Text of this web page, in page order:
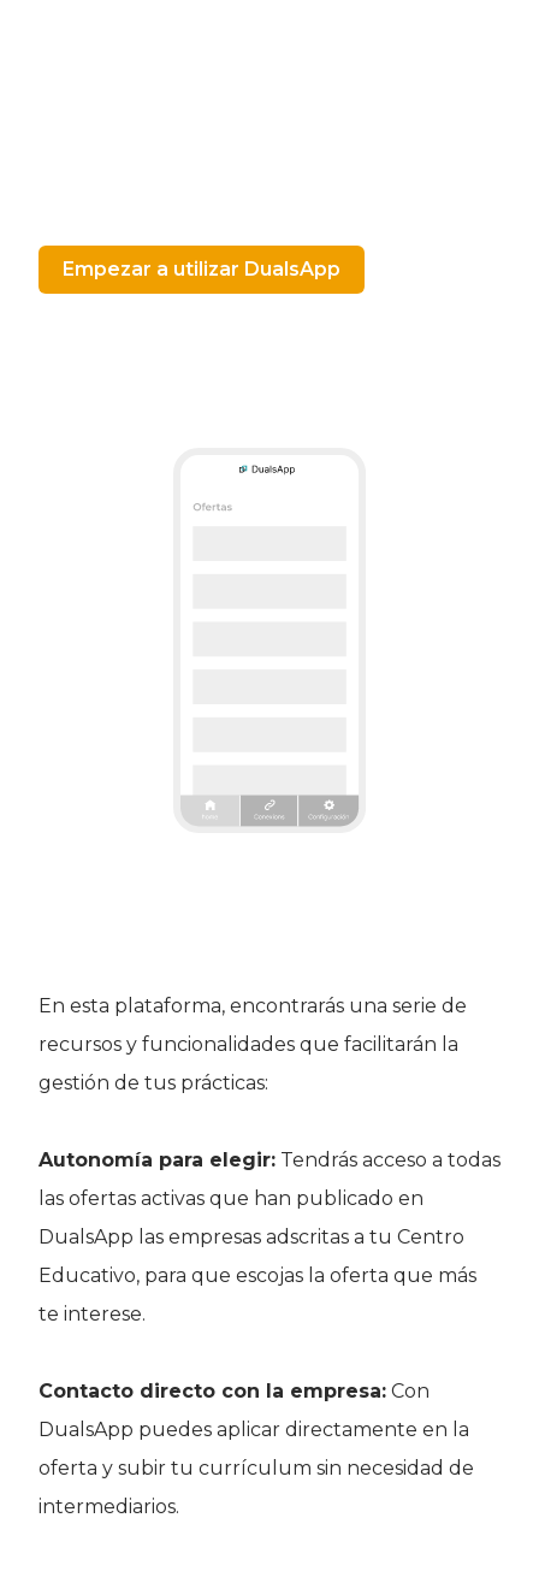
Empezar a utilizar DualsApp
En esta plataforma, encontrarás una serie de
recursos y funcionalidades que facilitarán la
gestión de tus prácticas:
Autonomía para elegir: Tendrás acceso a todas
las ofertas activas que han publicado en
DualsApp las empresas adscritas a tu Centro
Educativo, para que escojas la oferta que más
te interese.
Contacto directo con la empresa: Con
DualsApp puedes aplicar directamente en la
oferta y subir tu currículum sin necesidad de
intermediarios.